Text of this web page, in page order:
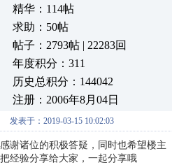
精华：114帖
求助：50帖
帖子：2793帖 | 22283回
年度积分：311
历史总积分：144042
注册：2006年8月04日
发表于：2019-03-15 10:02:03
感谢诸位的积极答疑，同时也希望楼主
把经验分享给大家，一起分享哦